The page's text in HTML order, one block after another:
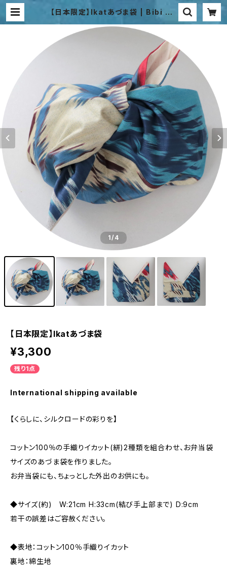
【日本限定】Ikatあづま袋 | Bibi Ha
1/4
【日本限定】Ikatあづま袋
¥3,300
残り1点
International shipping available
【くらしに、シルクロードの彩りを】
コットン100％の手織りイカット(絣)2種類を組合わせ、お弁当袋
サイズのあづま袋を作りました。
お弁当袋にも、ちょっとした外出のお供にも。
◆サイズ(約) W:21cm H:33cm(結び手上部まで) D:9cm
若干の誤差はご容赦ください。
◆表地：コットン100％手織りイカット
裏地：綿生地